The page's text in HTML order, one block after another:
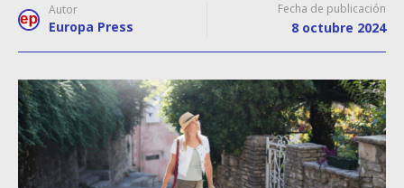
Autor
Europa Press
Fecha de publicación
8 octubre 2024